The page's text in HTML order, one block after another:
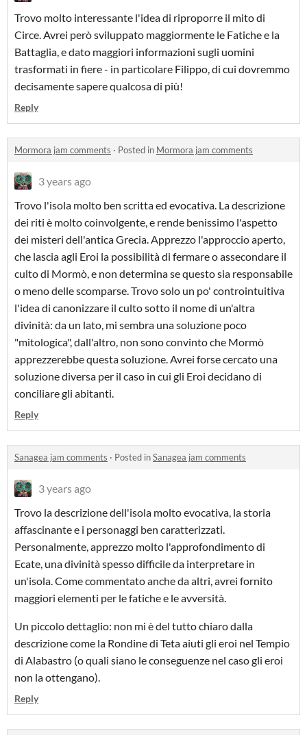
Trovo molto interessante l'idea di riproporre il mito di
Circe. Avrei però sviluppato maggiormente le Fatiche e la
Battaglia, e dato maggiori informazioni sugli uomini
trasformati in fiere - in particolare Filippo, di cui dovremmo
decisamente sapere qualcosa di più!
Reply
Mormora jam comments · Posted in Mormora jam comments
3 years ago
Trovo l'isola molto ben scritta ed evocativa. La descrizione
dei riti è molto coinvolgente, e rende benissimo l'aspetto
dei misteri dell'antica Grecia. Apprezzo l'approccio aperto,
che lascia agli Eroi la possibilità di fermare o assecondare il
culto di Mormò, e non determina se questo sia responsabile
o meno delle scomparse. Trovo solo un po' controintuitiva
l'idea di canonizzare il culto sotto il nome di un'altra
divinità: da un lato, mi sembra una soluzione poco
"mitologica", dall'altro, non sono convinto che Mormò
apprezzerebbe questa soluzione. Avrei forse cercato una
soluzione diversa per il caso in cui gli Eroi decidano di
conciliare gli abitanti.
Reply
Sanagea jam comments · Posted inSanagea jam comments
3 years ago
Trovo la descrizione dell'isola molto evocativa, la storia
affascinante e i personaggi ben caratterizzati.
Personalmente, apprezzo molto l'approfondimento di
Ecate, una divinità spesso difficile da interpretare in
un'isola. Come commentato anche da altri, avrei fornito
maggiori elementi per le fatiche e le avversità.
Un piccolo dettaglio: non mi è del tutto chiaro dalla
descrizione come la Rondine di Teta aiuti gli eroi nel Tempio
di Alabastro (o quali siano le conseguenze nel caso gli eroi
non la ottengano).
Reply